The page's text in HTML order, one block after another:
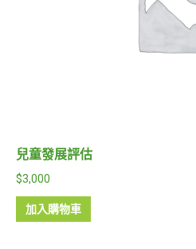
兒童發展評估
$3,000
加入購物車